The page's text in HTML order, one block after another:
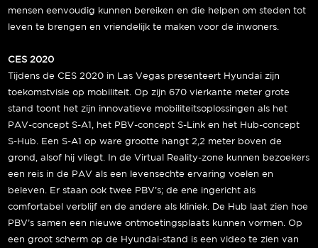
mensen eenvoudig kunnen bereiken en die helpen om steden tot
leven te brengen en vriendelijk te maken voor de inwoners.
CES 2020
Tijdens de CES 2020 in Las Vegas presenteert Hyundai zijn
toekomstvisie op mobiliteit. Op zijn 670 vierkante meter grote
stand toont het zijn innovatieve mobiliteitsoplossingen als het
PAV-concept S-A1, het PBV-concept S-Link en het Hub-concept
S-Hub. Een S-A1 op ware grootte hangt 2,2 meter boven de
grond, alsof hij vliegt. In de Virtual Reality-zone kunnen bezoekers
een reis in de PAV als een levensechte ervaring voelen en
beleven. Er staan ook twee PBV’s; de ene ingericht als
comfortabel verblijf en de andere als kliniek. De Hub laat zien hoe
PBV’s samen een nieuwe ontmoetingsplaats kunnen vormen. Op
een groot scherm op de Hyundai-stand is een video te zien van